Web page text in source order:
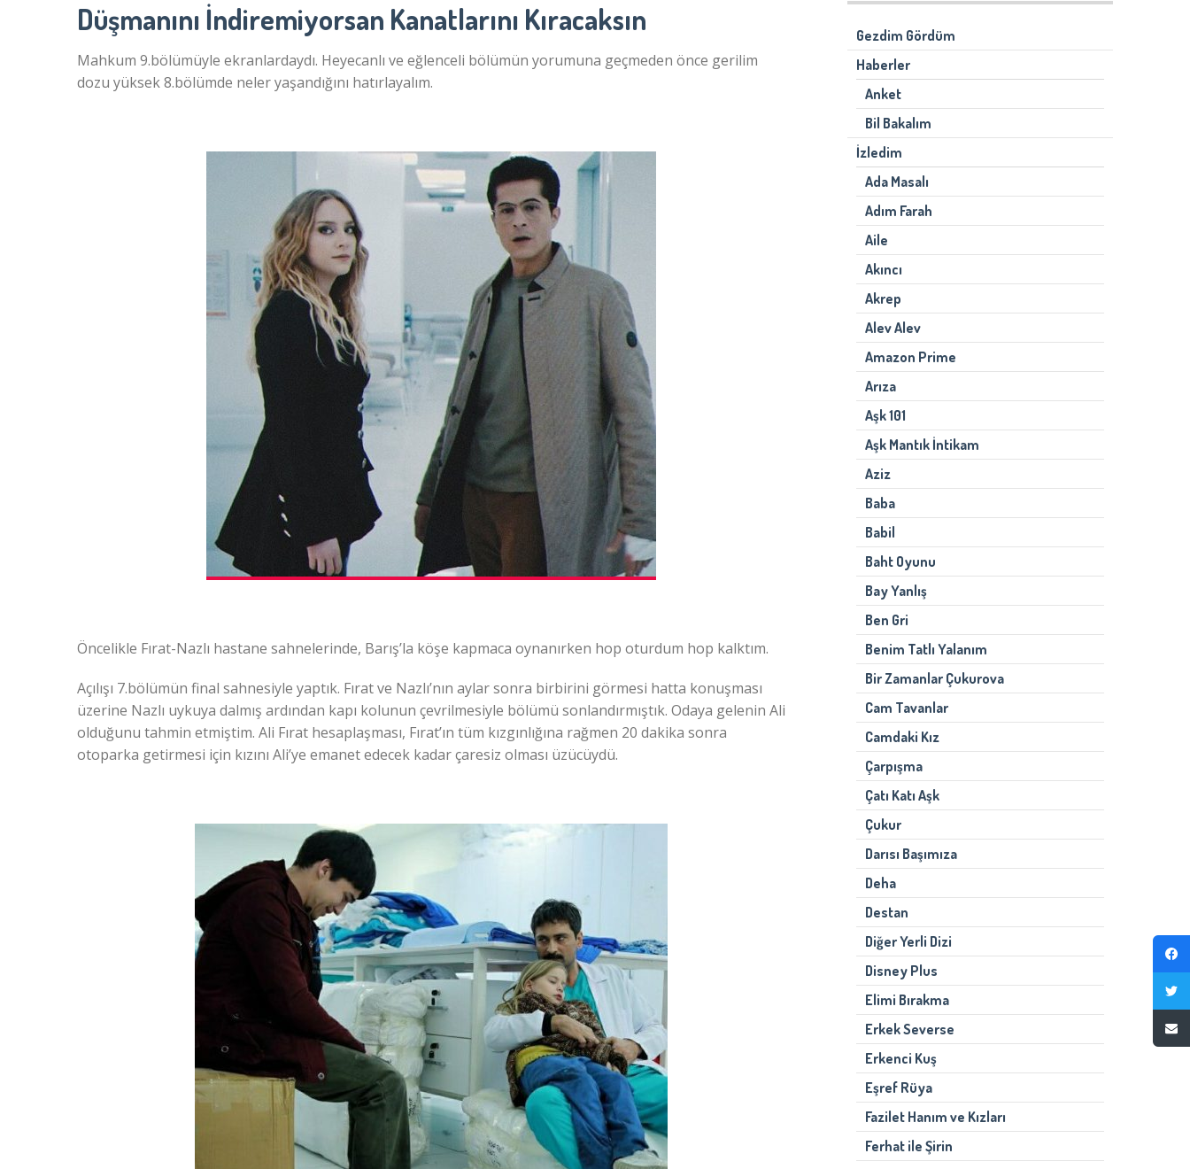
Düşmanını İndiremiyorsan Kanatlarını Kıracaksın
Mahkum 9.bölümüyle ekranlardaydı. Heyecanlı ve eğlenceli bölümün yorumuna geçmeden önce gerilim
dozu yüksek 8.bölümde neler yaşandığını hatırlayalım.
Öncelikle Fırat-Nazlı hastane sahnelerinde, Barış’la köşe kapmaca oynanırken hop oturdum hop kalktım.
Açılışı 7.bölümün final sahnesiyle yaptık. Fırat ve Nazlı’nın aylar sonra birbirini görmesi hatta konuşması
üzerine Nazlı uykuya dalmış ardından kapı kolunun çevrilmesiyle bölümü sonlandırmıştık. Odaya gelenin Ali
olduğunu tahmin etmiştim. Ali Fırat hesaplaşması, Fırat’ın tüm kızgınlığına rağmen 20 dakika sonra
otoparka getirmesi için kızını Ali’ye emanet edecek kadar çaresiz olması üzücüydü.
Gezdim Gördüm
Haberler
Anket
Bil Bakalım
İzledim
Ada Masalı
Adım Farah
Aile
Akıncı
Akrep
Alev Alev
Amazon Prime
Arıza
Aşk 101
Aşk Mantık İntikam
Aziz
Baba
Babil
Baht Oyunu
Bay Yanlış
Ben Gri
Benim Tatlı Yalanım
Bir Zamanlar Çukurova
Cam Tavanlar
Camdaki Kız
Çarpışma
Çatı Katı Aşk
Çukur
Darısı Başımıza
Deha
Destan
Diğer Yerli Dizi
Disney Plus
Elimi Bırakma
Erkek Severse
Erkenci Kuş
Eşref Rüya
Fazilet Hanım ve Kızları
Ferhat ile Şirin